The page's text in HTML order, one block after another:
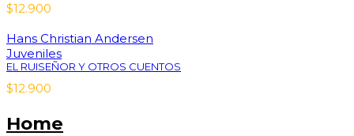
$12.900
Hans Christian Andersen
Juveniles
EL RUISEÑOR Y OTROS CUENTOS
$12.900
Home